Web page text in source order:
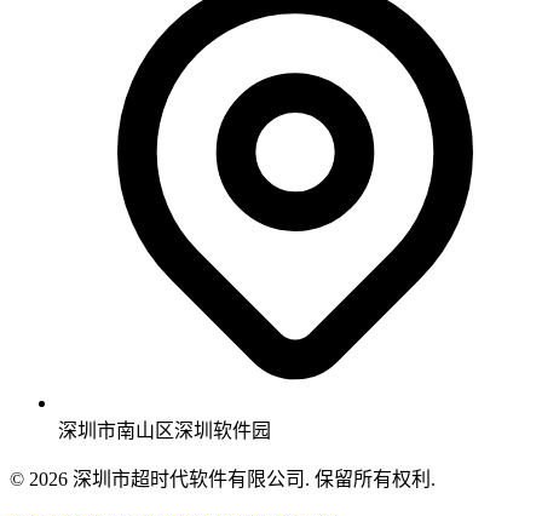
深圳市南山区深圳软件园
© 2026 深圳市超时代软件有限公司. 保留所有权利.